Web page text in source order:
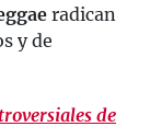
radican
y de
de